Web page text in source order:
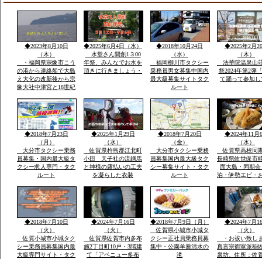
◆2023年8月10日
（木）
・福岡県宗像市こう
の港から連絡船で大島
え大化の改新後から宗
像大社中津宮と18世紀
宮遥拝所「神宿る島」
沖ノ島ユネスコ世界遺
産構成資産郡島には最
新の宗像市みなとタク
シー1台常時待機
◆2025年6月4日（水）
水堂さん開創1３00
年祭、みんなでお水を
頂きに行きましょう・
◆2018年10月24日
（水）
福岡柳川市タクシー
乗務員男女募集中国内
最大級募集サイトタク
ルート
◆2025年2月
（木）
法華院温泉山
祭2024年第2弾
て踊って参加し
◆2018年7月23日
（月）
大分市タクシー乗務
員募集・国内最大級タ
クシー求人専門・タク
ルート
◆2025年1月29日
（水）
佐賀県杵島郡江北町
小田 天子社の流鏑馬
と神様の露払いの工夫
を凝らした衣装
◆2018年7月20日
（金）
大分市タクシー乗務
員募集国内最大級タク
シー募集サイト・タク
ルート
◆2024年11月
（水）
佐賀県高校同
長崎県佐世保市
面大島・同期会
泊・伊勢エビ・
宿「港町」旅行
告・佐賀県から
西海市崎戸方面
を渡つて大島
◆2018年7月10日
（火）
佐賀小城市小城タク
シー乗務員募集国内最
大級専門サイト・タク
◆2024年7月16日
（火）
佐賀県佐賀市内多布
施2丁目町10戸・3階建
て「アベニュー多布
◆2018年7月9日（月）
佐賀県小城市小城タ
クシー正社員乗務員募
集中・公園羊羹清水の
滝
◆2024年7月
（火）
・お祓い致し
真言宗御室派稲
泉坊、住所：佐